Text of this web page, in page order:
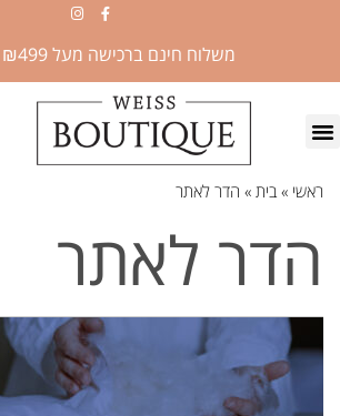
משלוח חינם ברכישה מעל ₪499 *
ראשי » בית » הדר לאתר
הדר לאתר